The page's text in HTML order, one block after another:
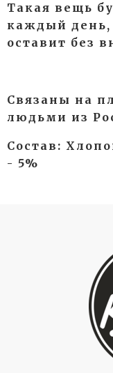
Такая вещь
каждый день,
оставит без
Связаны на
людьми из
Состав:
- 5%